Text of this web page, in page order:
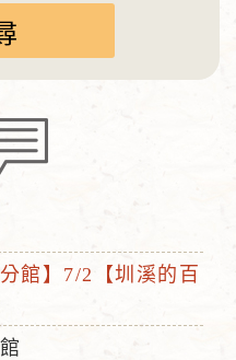
館】7/2【圳溪的百